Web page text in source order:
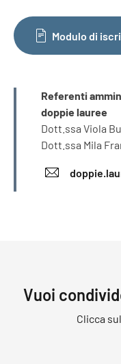
Modulo di
INFORMAZIONI
Referenti
doppie lauree
Dott.ssa Viola
Dott.ssa Mila
Vuoi
Clicca